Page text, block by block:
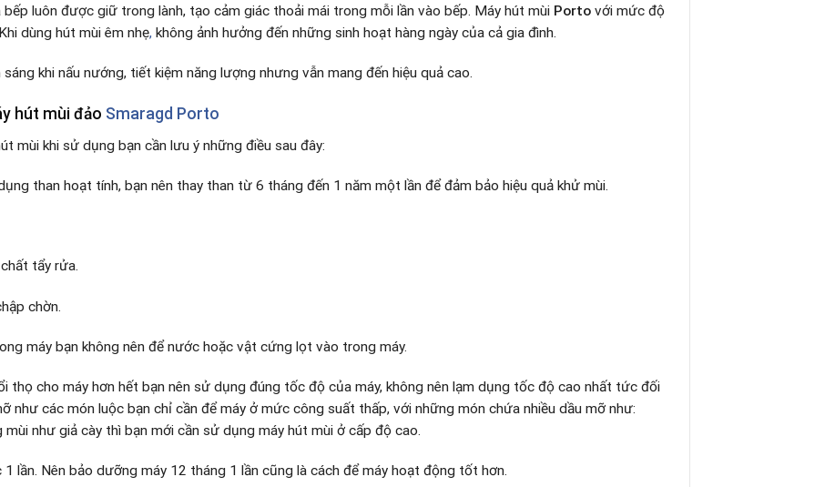
luôn được giữ trong lành, tạo cảm giác thoải mái trong mỗi lần vào bếp. Máy hút mùi Porto với mức độ
dùng hút mùi êm nhẹ, không ảnh hưởng đến những sinh hoạt hàng ngày của cả gia đình.
khi nấu nướng, tiết kiệm năng lượng nhưng vẫn mang đến hiệu quả cao.
hút mùi đảo Smaragd Porto
mùi khi sử dụng bạn cần lưu ý những điều sau đây:
than hoạt tính, bạn nên thay than từ 6 tháng đến 1 năm một lần để đảm bảo hiệu quả khử mùi.
tẩy rửa.
chờn.
máy bạn không nên để nước hoặc vật cứng lọt vào trong máy.
thọ cho máy hơn hết bạn nên sử dụng đúng tốc độ của máy, không nên lạm dụng tốc độ cao nhất tức đối
như các món luộc bạn chỉ cần để máy ở mức công suất thấp, với những món chứa nhiều dầu mỡ như:
mùi như giả cày thì bạn mới cần sử dụng máy hút mùi ở cấp độ cao.
lần. Nên bảo dưỡng máy 12 tháng 1 lần cũng là cách để máy hoạt động tốt hơn.